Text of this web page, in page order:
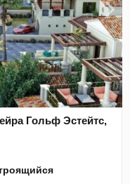
Гольф Эстейтс,